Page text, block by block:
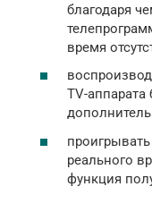
благодаря
время
TV-аппарата
реального
функция